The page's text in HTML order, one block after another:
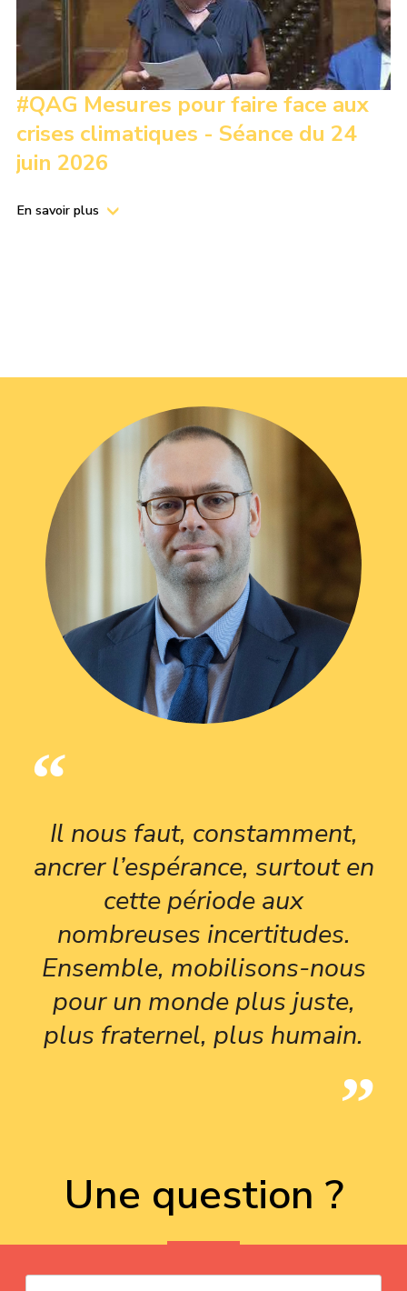
#QAG Mesures pour faire face aux
crises climatiques - Séance du 24
juin 2026
En savoir plus
Il nous faut, constamment,
ancrer l’espérance, surtout en
cette période aux
nombreuses incertitudes.
Ensemble, mobilisons-nous
pour un monde plus juste,
plus fraternel, plus humain.
Une question ?